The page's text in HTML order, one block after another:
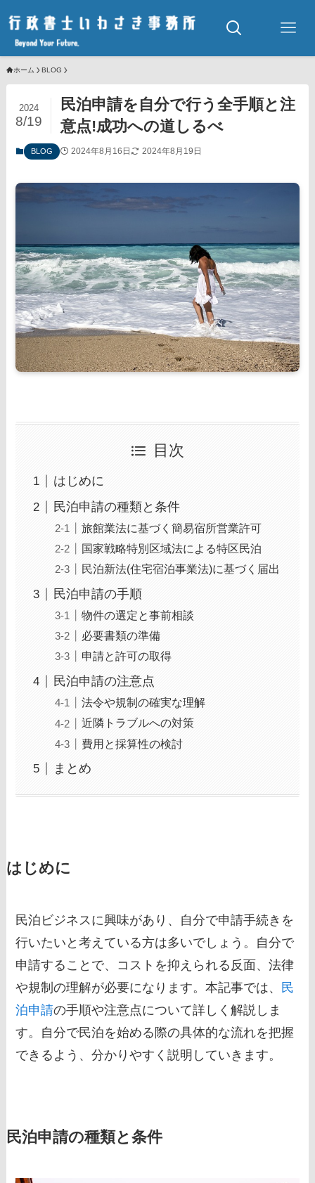
ホーム BLOG
民泊申請を自分で行う全手順と注
意点!成功への道しるべ
2024
8/19
BLOG 2024年8月16日 2024年8月19日
目次
はじめに
民泊申請の種類と条件
旅館業法に基づく簡易宿所営業許可
国家戦略特別区域法による特区民泊
民泊新法(住宅宿泊事業法)に基づく届出
民泊申請の手順
物件の選定と事前相談
必要書類の準備
申請と許可の取得
民泊申請の注意点
法令や規制の確実な理解
近隣トラブルへの対策
費用と採算性の検討
まとめ
はじめに
民泊ビジネスに興味があり、自分で申請手続きを
行いたいと考えている方は多いでしょう。自分で
申請することで、コストを抑えられる反面、法律
や規制の理解が必要になります。本記事では、 民
泊申請の手順や注意点について詳しく解説しま
す。自分で民泊を始める際の具体的な流れを把握
できるよう、分かりやすく説明していきます。
民泊申請の種類と条件